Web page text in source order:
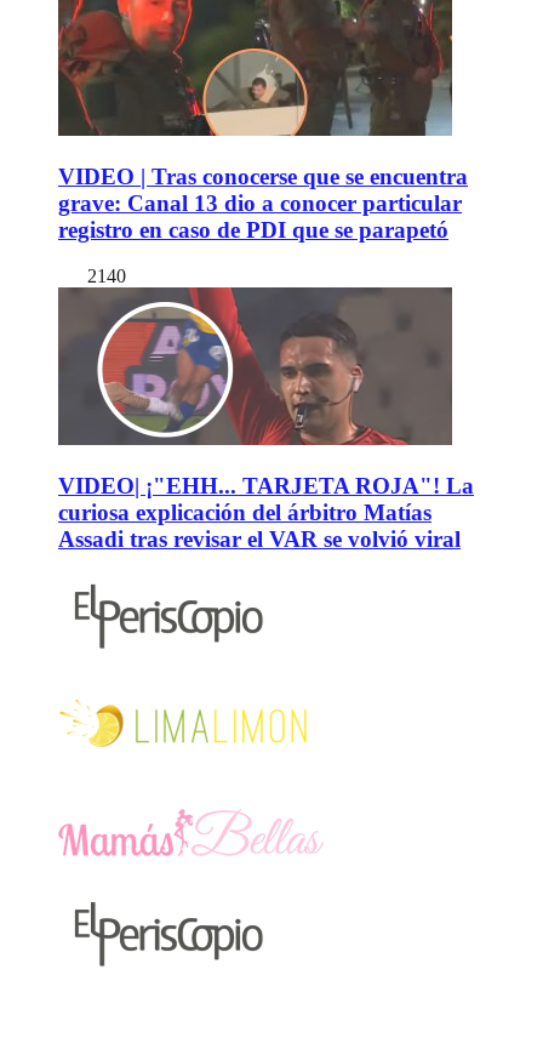
VIDEO | Tras conocerse que se encuentra
grave: Canal 13 dio a conocer particular
registro en caso de PDI que se parapetó
2140
VIDEO| ¡"EHH... TARJETA ROJA"! La
curiosa explicación del árbitro Matías
Assadi tras revisar el VAR se volvió viral